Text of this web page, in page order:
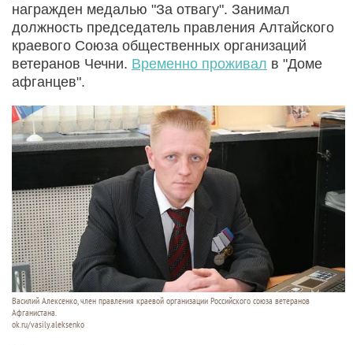
награжден медалью "За отвагу". Занимал
должность председатель правления Алтайского
краевого Союза общественных организаций
ветеранов Чечни. Временно проживал в "Доме
афганцев".
Василий Алексенко, член правления краевой организации Российского союза ветеранов
Афганистана.
ok.ru/vasily.aleksenko